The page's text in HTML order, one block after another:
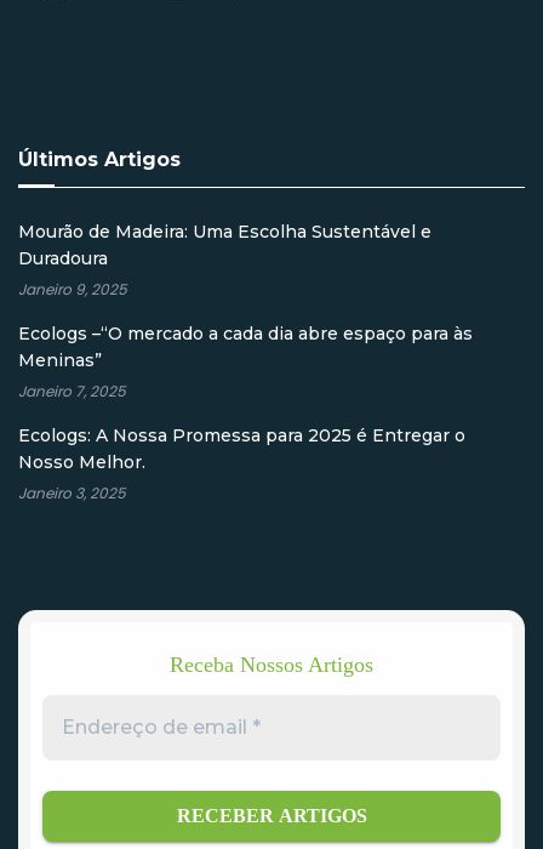
Últimos Artigos
Mourão de Madeira: Uma Escolha Sustentável e
Duradoura
Janeiro 9, 2025
Ecologs –“O mercado a cada dia abre espaço para às
Meninas”
Janeiro 7, 2025
Ecologs: A Nossa Promessa para 2025 é Entregar o
Nosso Melhor.
Janeiro 3, 2025
Receba Nossos Artigos
Endereço
de